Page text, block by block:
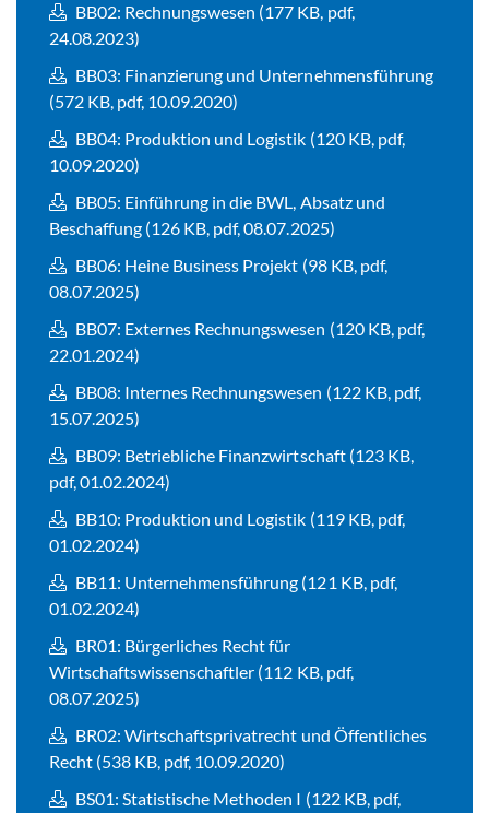
BB02: Rechnungswesen (177 KB, pdf,
24.08.2023)
BB03: Finanzierung und Unternehmensführung
(572 KB, pdf, 10.09.2020)
BB04: Produktion und Logistik (120 KB, pdf,
10.09.2020)
BB05: Einführung in die BWL, Absatz und
Beschaffung (126 KB, pdf, 08.07.2025)
BB06: Heine Business Projekt (98 KB, pdf,
08.07.2025)
BB07: Externes Rechnungswesen (120 KB, pdf,
22.01.2024)
BB08: Internes Rechnungswesen (122 KB, pdf,
15.07.2025)
BB09: Betriebliche Finanzwirtschaft (123 KB,
pdf, 01.02.2024)
BB10: Produktion und Logistik (119 KB, pdf,
01.02.2024)
BB11: Unternehmensführung (121 KB, pdf,
01.02.2024)
BR01: Bürgerliches Recht für
Wirtschaftswissenschaftler (112 KB, pdf,
08.07.2025)
BR02: Wirtschaftsprivatrecht und Öffentliches
Recht (538 KB, pdf, 10.09.2020)
BS01: Statistische Methoden I (122 KB, pdf,